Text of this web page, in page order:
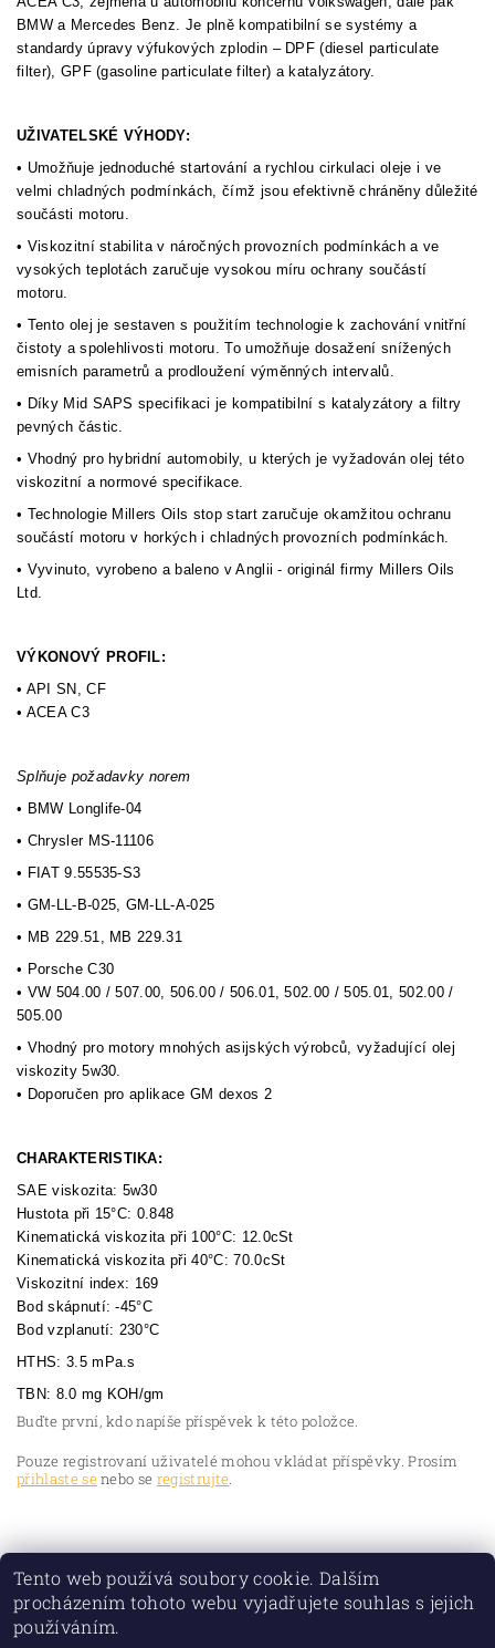
BMW a Mercedes Benz. Je plně kompatibilní se systémy a
standardy úpravy výfukových zplodin – DPF (diesel particulate
filter), GPF (gasoline particulate filter) a katalyzátory.
UŽIVATELSKÉ VÝHODY:
• Umožňuje jednoduché startování a rychlou cirkulaci oleje i ve
velmi chladných podmínkách, čímž jsou efektivně chráněny důležité
součásti motoru.
• Viskozitní stabilita v náročných provozních podmínkách a ve
vysokých teplotách zaručuje vysokou míru ochrany součástí
motoru.
• Tento olej je sestaven s použitím technologie k zachování vnitřní
čistoty a spolehlivosti motoru. To umožňuje dosažení snížených
emisních parametrů a prodloužení výměnných intervalů.
• Díky Mid SAPS specifikaci je kompatibilní s katalyzátory a filtry
pevných částic.
• Vhodný pro hybridní automobily, u kterých je vyžadován olej této
viskozitní a normové specifikace.
• Technologie Millers Oils stop start zaručuje okamžitou ochranu
součástí motoru v horkých i chladných provozních podmínkách.
• Vyvinuto, vyrobeno a baleno v Anglii - originál firmy Millers Oils
Ltd.
VÝKONOVÝ PROFIL:
• API SN, CF
• ACEA C3
Splňuje požadavky norem
• BMW Longlife-04
• Chrysler MS-11106
• FIAT 9.55535-S3
• GM-LL-B-025, GM-LL-A-025
• MB 229.51, MB 229.31
• Porsche C30
• VW 504.00 / 507.00, 506.00 / 506.01, 502.00 / 505.01, 502.00 /
505.00
• Vhodný pro motory mnohých asijských výrobců, vyžadující olej
viskozity 5w30.
• Doporučen pro aplikace GM dexos 2
CHARAKTERISTIKA:
SAE viskozita: 5w30
Hustota při 15°C: 0.848
Kinematická viskozita při 100°C: 12.0cSt
Kinematická viskozita při 40°C: 70.0cSt
Viskozitní index: 169
Bod skápnutí: -45°C
Bod vzplanutí: 230°C
HTHS: 3.5 mPa.s
TBN: 8.0 mg KOH/gm
Buďte první, kdo napíše příspěvek k této položce.
Pouze registrovaní uživatelé mohou vkládat příspěvky. Prosím
přihlaste senebo se registrujte.
Tento web používá soubory cookie. Dalším
procházením tohoto webu vyjadřujete souhlas s jejich
používáním.